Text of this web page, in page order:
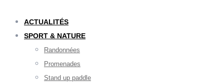
ACTUALITÉS
SPORT & NATURE
Randonnées
Promenades
Stand up paddle